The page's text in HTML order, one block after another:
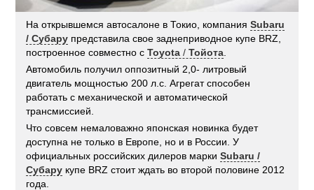
На открывшемся автосалоне в Токио, компанияSubaru
/ Субару представила свое заднеприводное купе BRZ,
построенное совместно сToyota /Тойота
Автомобиль получил оппозитный 2,0- литровый
двигатель мощностью 200 л.с. Агрегат способен
работать с механической и автоматической
трансмиссией.
Что совсем немаловажно японская новинка будет
доступна не только в Европе, но и в России. У
официальных российских дилеров маркиSubaru /
Субару купе BRZ стоит ждать во второй половине 2012
года.